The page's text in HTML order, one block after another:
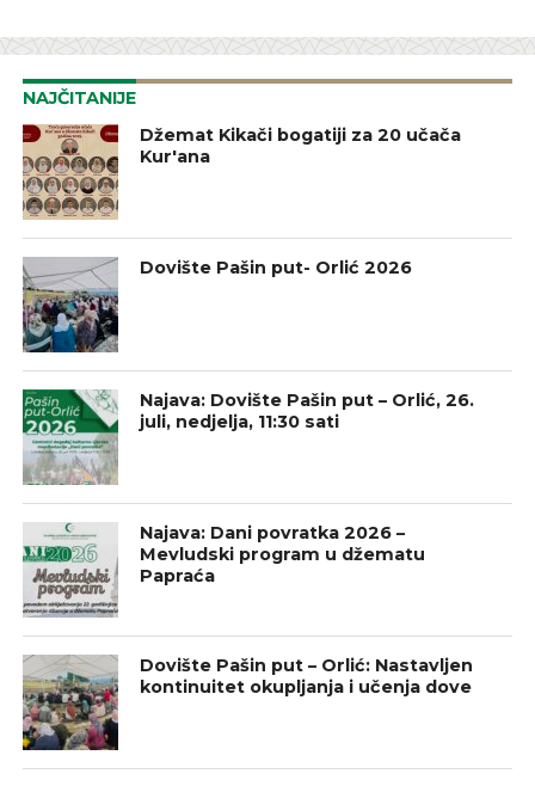
NAJČITANIJE
Džemat Kikači bogatiji za 20 učača
Kur'ana
Dovište Pašin put- Orlić 2026
Najava: Dovište Pašin put – Orlić, 26.
juli, nedjelja, 11:30 sati
Najava: Dani povratka 2026 –
Mevludski program u džematu
Papraća
Dovište Pašin put – Orlić: Nastavljen
kontinuitet okupljanja i učenja dove